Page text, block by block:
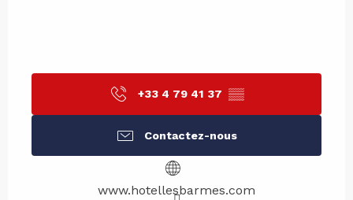
+33 4 79 41 37 ▒▒
Contactez-nous
www.hotellesbarmes.com